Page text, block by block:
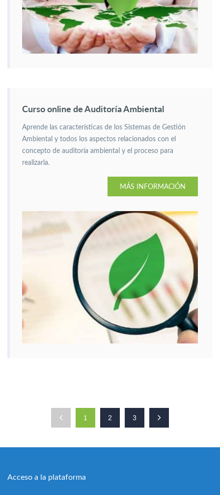
Curso online de Auditoría Ambiental
Aprende las características de los Sistemas de Gestión
Ambiental y todos los aspectos relacionados con el
concepto de auditoría ambiental y el proceso para
realizarla.
MÁS INFORMACIÓN
1 2 3
Acceso a la plataforma